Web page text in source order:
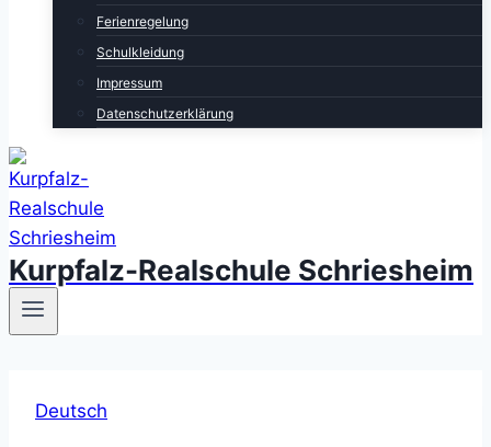
Ferienregelung
Schulkleidung
Impressum
Datenschutzerklärung
Kurpfalz-Realschule Schriesheim
Deutsch